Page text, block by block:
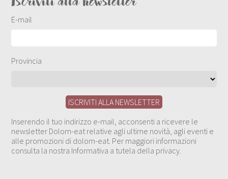
E-mail
Provincia
Inserendo il tuo indirizzo e-mail, acconsenti a ricevere le
newsletter Dolom-eat relative agli ultime novità, agli eventi e
alle promozioni di dolom-eat. Per maggiori informazioni
consulta la nostra Informativa a tutela della privacy.